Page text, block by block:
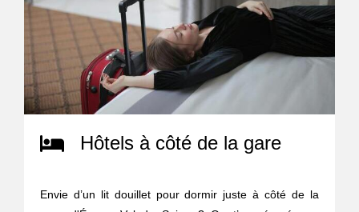
Hôtels à côté de la gare
Envie d’un lit douillet pour dormir juste à côté de la